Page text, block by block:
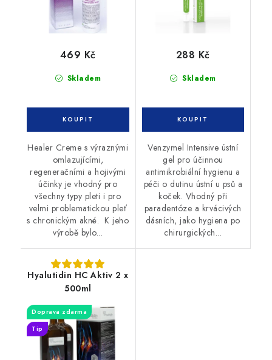
Skladem
469 Kč
Healer Creme s výraznými
omlazujícími,
regeneračními a hojivými
účinky je vhodný pro
všechny typy pleti i pro
velmi problematickou pleť
s chronickým akné. K jeho
výrobě bylo...
Skladem
288 Kč
Venzymel Intensive ústní
gel pro účinnou
antimikrobiální hygienu a
péči o dutinu ústní u psů a
koček. Vhodný při
paradentóze a krvácivých
dásních, jako hygiena po
chirurgických...
Hyalutidin HC Aktiv 2 x
500ml
Doprava zdarma
Tip